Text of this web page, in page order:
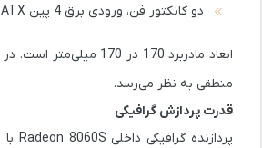
دو کانکتور فن، ورودی برق 4 پین ATX و ورودی برق DC 19V
منطقی به نظر می‌رسد.
قدرت پردازش گرافیکی
پردازنده گرافیکی داخلی Radeon 8060S با 40 واحد پردازشی می‌تواند با کارت‌ گرافیک‌های مستقل مانند